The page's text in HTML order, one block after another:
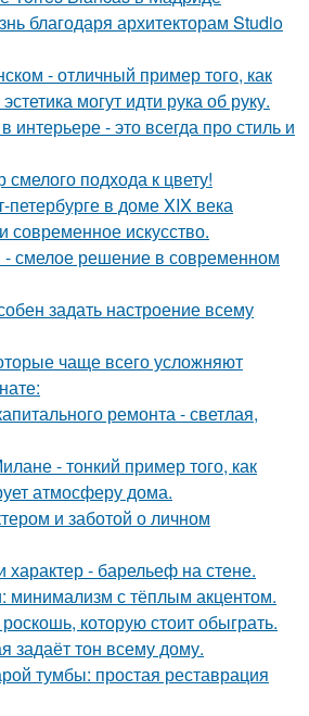
благодаря архитекторам Studio
- отличный пример того, как
могут идти рука об руку.
интерьере - это всегда про стиль и
подхода к цвету!
петербурге в доме XIX века
современное искусство.
- смелое решение в современном
задать настроение всему
чаще всего усложняют
ремонта - светлая,
- тонкий пример того, как
атмосферу дома.
и заботой о личном
- барельеф на стене.
минимализм с тёплым акцентом.
которую стоит обыграть.
задаёт тон всему дому.
тумбы: простая реставрация